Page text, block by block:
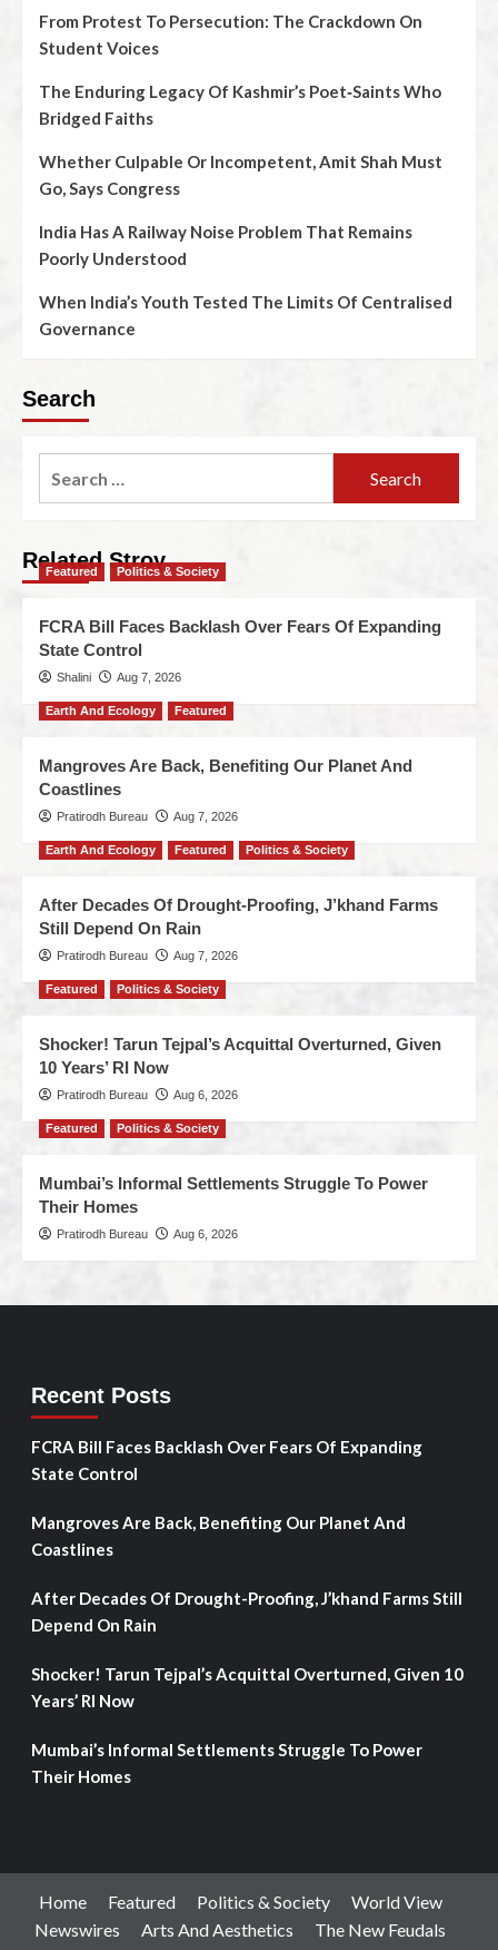
From Protest To Persecution: The Crackdown On
Student Voices
The Enduring Legacy Of Kashmir’s Poet‑Saints Who
Bridged Faiths
Whether Culpable Or Incompetent, Amit Shah Must
Go, Says Congress
India Has A Railway Noise Problem That Remains
Poorly Understood
When India’s Youth Tested The Limits Of Centralised
Governance
Search
Related Stroy
Featured Politics & Society
FCRA Bill Faces Backlash Over Fears Of Expanding
State Control
Shalini Aug 7, 2026
Earth And Ecology Featured
Mangroves Are Back, Benefiting Our Planet And
Coastlines
Pratirodh Bureau Aug 7, 2026
Earth And Ecology Featured Politics & Society
After Decades Of Drought-Proofing, J’khand Farms
Still Depend On Rain
Pratirodh Bureau Aug 7, 2026
Featured Politics & Society
Shocker! Tarun Tejpal’s Acquittal Overturned, Given
10 Years’ RI Now
Pratirodh Bureau Aug 6, 2026
Featured Politics & Society
Mumbai’s Informal Settlements Struggle To Power
Their Homes
Pratirodh Bureau Aug 6, 2026
Recent Posts
FCRA Bill Faces Backlash Over Fears Of Expanding
State Control
Mangroves Are Back, Benefiting Our Planet And
Coastlines
After Decades Of Drought-Proofing, J’khand Farms Still
Depend On Rain
Shocker! Tarun Tejpal’s Acquittal Overturned, Given 10
Years’ RI Now
Mumbai’s Informal Settlements Struggle To Power
Their Homes
Home Featured Politics & Society
World View
Newswires
Arts And Aesthetics
The New Feudals